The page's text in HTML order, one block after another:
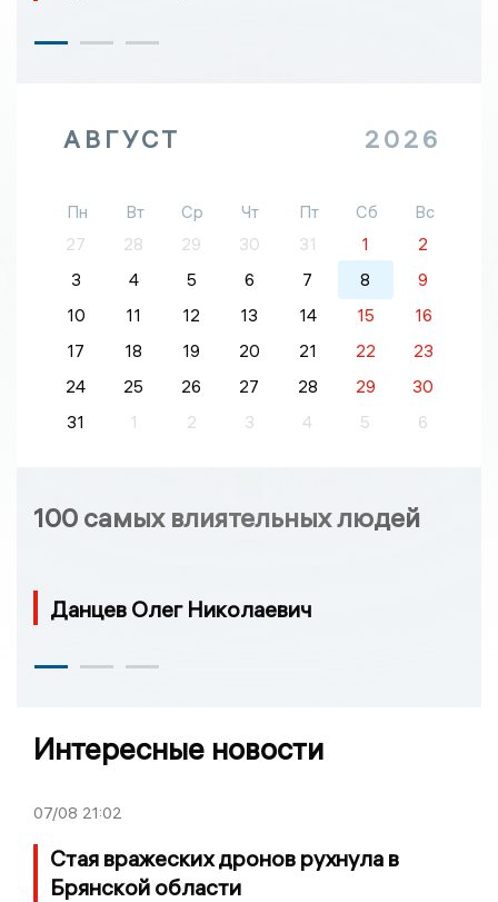
АВГУСТ 2026
Пн Вт Ср Чт Пт Сб
Вс
27
28 29 30 31 1
2
3
4 5 6 7 8
9
10
11 12 13 14 15
16
17
18 19 20 21 22
23
24
25 26 27 28 29
30
31
1 2 3 4 5 6
100 самых влиятельных людей
Данцев Олег Николаевич
Интересные новости
07/08 21:02
Стая вражеских дронов рухнула в
Брянской области